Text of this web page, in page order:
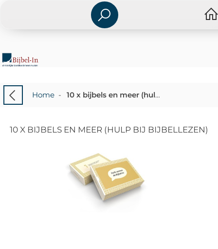
Home- 10 x bijbels en meer (hulp bij bijbellezen)
10 X BIJBELS EN MEER (HULP BIJ BIJBELLEZEN)